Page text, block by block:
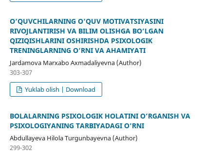
O‘QUVCHILARNING O‘QUV MOTIVATSIYASINI
RIVOJLANTIRISH VA BILIM OLISHGA BO‘LGAN
QIZIQISHLARINI OSHIRISHDA PSIXOLOGIK
TRENINGLARNING O‘RNI VA AHAMIYATI
Jardamova Marxabo Axmadaliyevna (Author)
303-307
Yuklab olish | Download
BOLALARNING PSIXOLOGIK HOLATINI O‘RGANISH VA
PSIXOLOGIYANING TARBIYADAGI O‘RNI
Abdullayeva Hilola Turgunbayevna (Author)
299-302